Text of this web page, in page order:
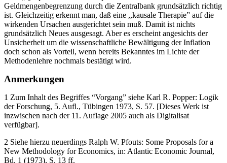
Geldmengenbegrenzung durch die Zentralbank grundsätzlich richtig
ist. Gleichzeitig erkennt man, daß eine ,,kausale Therapie” auf die
wirkenden Ursachen ausgerichtet sein muß. Damit ist nichts
grundsätzlich Neues ausgesagt. Aber es erscheint angesichts der
Unsicherheit um die wissenschaftliche Bewältigung der Inflation
doch schon als Vorteil, wenn bereits Bekanntes im Lichte der
Methodenlehre nochmals bestätigt wird.
Anmerkungen
1 Zum Inhalt des Begriffes “Vorgang” siehe Karl R. Popper: Logik
der Forschung, 5. Aufl., Tübingen 1973, S. 57. [Dieses Werk ist
inzwischen nach der 11. Auflage 2005 auch als Digitalisat
verfügbar].
2 Siehe hierzu neuerdings Ralph W. Pfouts: Some Proposals for a
New Methodology for Economics, in: Atlantic Economic Journal,
Bd. 1 (1973), S. 13 ff.